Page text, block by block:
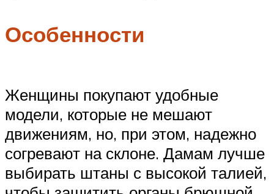
Особенности
Женщины покупают удобные
модели, которые не мешают
движениям, но, при этом, надежно
согревают на склоне. Дамам лучше
выбирать штаны с высокой талией,